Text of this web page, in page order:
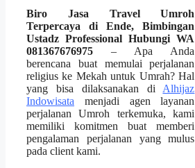
Biro Jasa Travel Umroh
Terpercaya di Ende, Bimbingan
Ustadz Professional Hubungi WA
081367676975 – Apa Anda
berencana buat memulai perjalanan
religius ke Mekah untuk Umrah? Hal
yang bisa dilaksanakan di Alhijaz
Indowisata menjadi agen layanan
perjalanan Umroh terkemuka, kami
memiliki komitmen buat memberi
pengalaman perjalanan yang mulus
pada client kami.